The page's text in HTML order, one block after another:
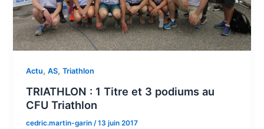
Actu,AS,Triathlon
TRIATHLON : 1 Titre et 3 podiums au
CFU Triathlon
cedric.martin-garin/13 juin 2017